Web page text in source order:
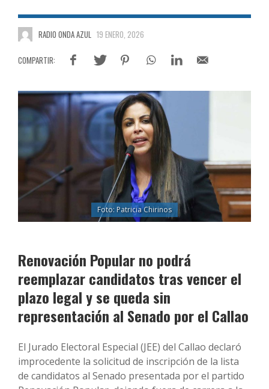
RADIO ONDA AZUL 19 ENERO, 2026
Foto: Patricia Chirinos
Renovación Popular no podrá
reemplazar candidatos tras vencer el
plazo legal y se queda sin
representación al Senado por el Callao
El Jurado Electoral Especial (JEE) del Callao declaró
improcedente la solicitud de inscripción de la lista
de candidatos al Senado presentada por el partido